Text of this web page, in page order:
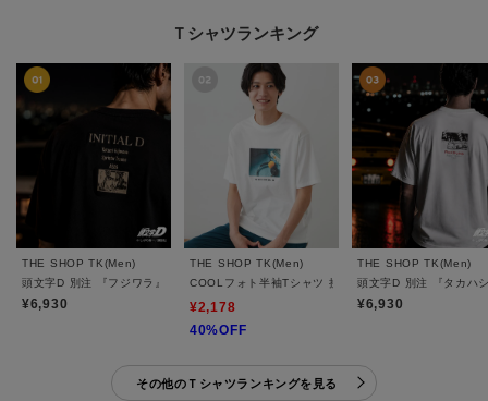
Ｔシャツランキング
THE SHOP TK(Men)
頭文字D 別注 『フジワラ』 グラフィック半袖Tシャツ ステッカー＆チャーム付き
¥6,930
THE SHOP TK(Men)
COOLフォト半袖Tシャツ 接触冷感／洗濯機OK
¥2,178
40%OFF
THE SHOP TK(Men)
頭文字D 別注 『タカハ
¥6,930
その他のＴシャツランキングを見る